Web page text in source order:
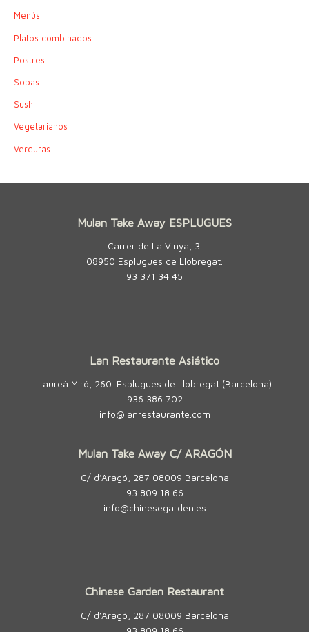
Menús
Platos combinados
Postres
Sopas
Sushi
Vegetarianos
Verduras
Mulan Take Away ESPLUGUES
Carrer de La Vinya, 3.
08950 Esplugues de Llobregat.
93 371 34 45
Lan Restaurante Asiático
Laureà Miró, 260. Esplugues de Llobregat (Barcelona)
936 386 702
info@lanrestaurante.com
Mulan Take Away C/ ARAGÓN
C/ d’Aragó, 287 08009 Barcelona
93 809 18 66
info@chinesegarden.es
Chinese Garden Restaurant
C/ d’Aragó, 287 08009 Barcelona